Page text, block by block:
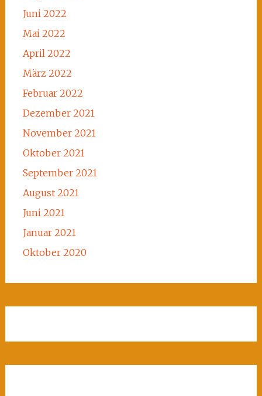
Juni 2022
Mai 2022
April 2022
März 2022
Februar 2022
Dezember 2021
November 2021
Oktober 2021
September 2021
August 2021
Juni 2021
Januar 2021
Oktober 2020